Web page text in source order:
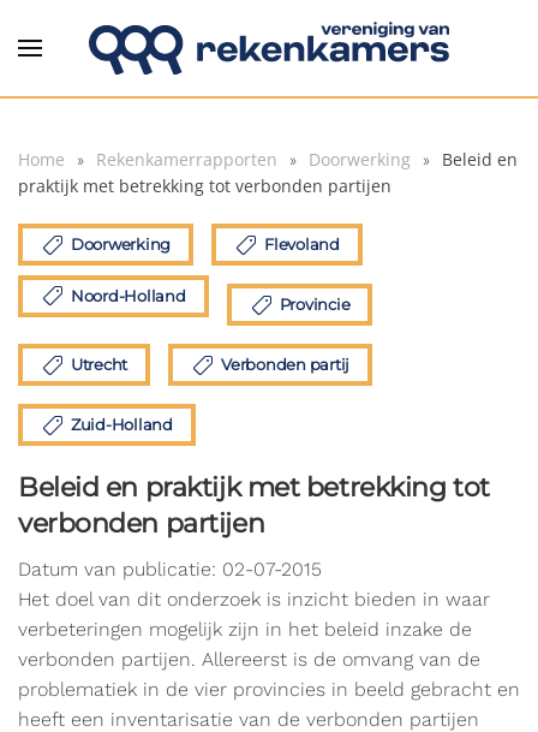
Overslaan en naar de inhoud gaan
Home Rekenkamerrapporten Doorwerking
Beleid en
praktijk met betrekking tot verbonden partijen
Doorwerking Flevoland
Noord-Holland Provincie
Utrecht Verbonden partij
Zuid-Holland
Beleid en praktijk met betrekking tot
verbonden partijen
Datum van publicatie: 02-07-2015
Het doel van dit onderzoek is inzicht bieden in waar
verbeteringen mogelijk zijn in het beleid inzake de
verbonden partijen. Allereerst is de omvang van de
problematiek in de vier provincies in beeld gebracht en
heeft een inventarisatie van de verbonden partijen